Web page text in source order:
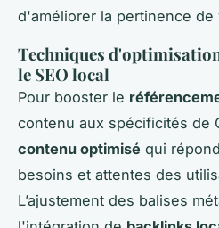
d'améliorer la pertinence
Techniques
le SEO local
Pour booster le
contenu aux spécificités de
contenu optimisé qui
besoins et attentes des
L’ajustement des balises